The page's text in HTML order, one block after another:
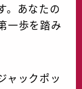
。あなたの
一歩を踏み
ャックポッ